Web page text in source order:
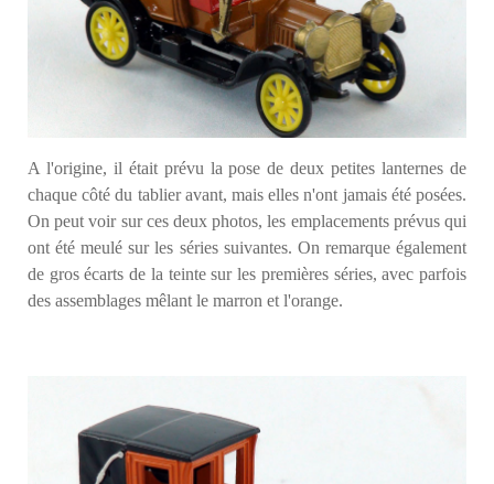
A l'origine, il était prévu la pose de deux petites lanternes de
chaque côté du tablier avant, mais elles n'ont jamais été posées.
On peut voir sur ces deux photos, les emplacements prévus qui
ont été meulé sur les séries suivantes. On remarque également
de gros écarts de la teinte sur les premières séries, avec parfois
des assemblages mêlant le marron et l'orange.